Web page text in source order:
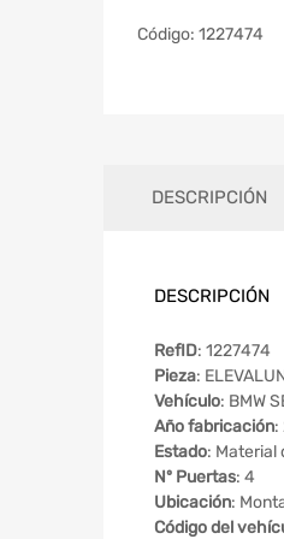
Código: 1227474
DESCRIPCIÓN
DESCRIPCIÓN
RefID: 1227474
Pieza:
Vehículo: BMW
Año fabricación:
Estado: Material
Nº Puertas: 4
Ubicación:
Código del